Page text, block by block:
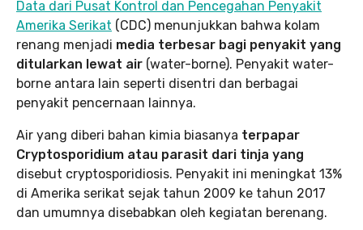
Data dari Pusat Kontrol dan Pencegahan Penyakit
Amerika Serikat (CDC) menunjukkan bahwa kolam
renang menjadi media terbesar bagi penyakit yang
ditularkan lewat air (water-borne). Penyakit water-
borne antara lain seperti disentri dan berbagai
penyakit pencernaan lainnya.
Air yang diberi bahan kimia biasanya terpapar
Cryptosporidium atau parasit dari tinja yang
disebut cryptosporidiosis. Penyakit ini meningkat 13%
di Amerika serikat sejak tahun 2009 ke tahun 2017
dan umumnya disebabkan oleh kegiatan berenang.